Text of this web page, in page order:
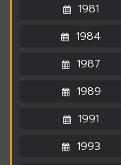
1981
1984
1987
1989
1991
1993